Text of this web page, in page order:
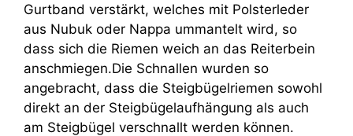
Gurtband verstärkt, welches mit Polsterleder
aus Nubuk oder Nappa ummantelt wird, so
dass sich die Riemen weich an das Reiterbein
anschmiegen.Die Schnallen wurden so
angebracht, dass die Steigbügelriemen sowohl
direkt an der Steigbügelaufhängung als auch
am Steigbügel verschnallt werden können.